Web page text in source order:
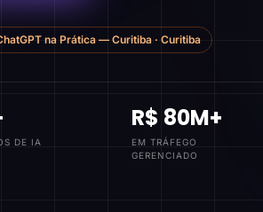
na Prática — Curitiba · Curitiba
DE IA
R$ 80M+
EM TRÁFEGO
GERENCIADO